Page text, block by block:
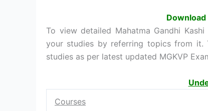
Download
To view detailed Mahatma Gandhi
your studies by referring topics from
studies as per latest updated MGKVP
Courses